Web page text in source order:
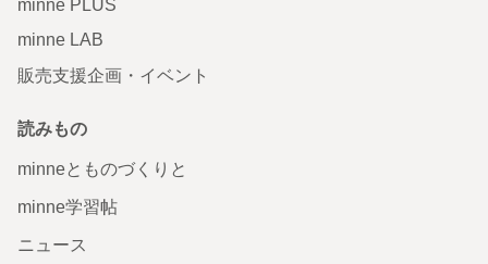
minne PLUS
minne LAB
販売支援企画・イベント
読みもの
minneとものづくりと
minne学習帖
ニュース